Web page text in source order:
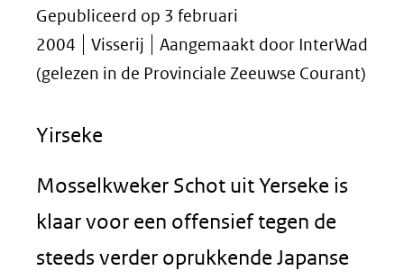
Gepubliceerd op 3 februari
2004
Visserij
Aangemaakt door InterWad
(gelezen in de Provinciale Zeeuwse Courant)
Yirseke
Mosselkweker Schot uit Yerseke is
klaar voor een offensief tegen de
steeds verder oprukkende Japanse